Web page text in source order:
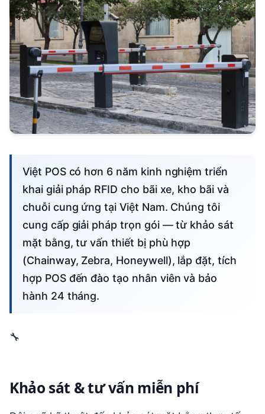
Việt POS có hơn 6 năm kinh nghiệm triển
khai giải pháp RFID cho bãi xe, kho bãi và
chuỗi cung ứng tại Việt Nam. Chúng tôi
cung cấp giải pháp trọn gói — từ khảo sát
mặt bằng, tư vấn thiết bị phù hợp
(Chainway, Zebra, Honeywell), lắp đặt, tích
hợp POS đến đào tạo nhân viên và bảo
hành 24 tháng.
🔧
Khảo sát & tư vấn miễn phí